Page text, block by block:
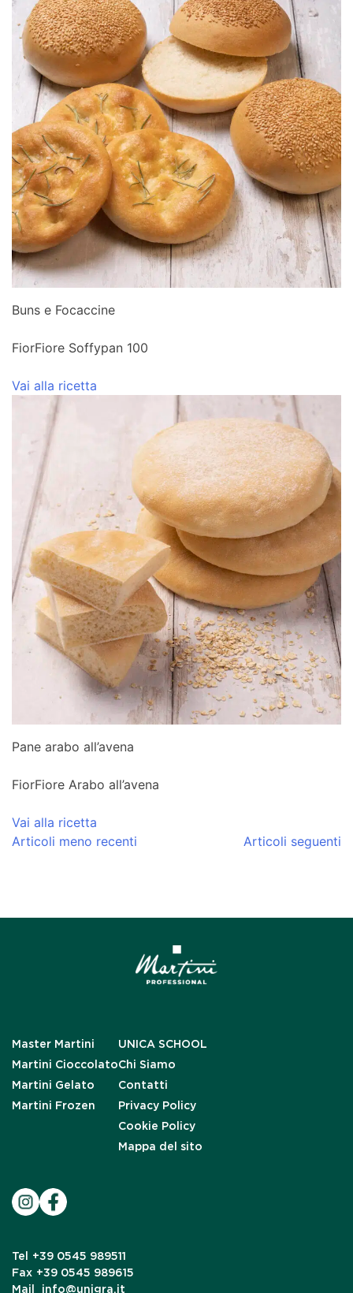
Buns e Focaccine
FiorFiore Soffypan 100
Vai alla ricetta
Pane arabo all’avena
FiorFiore Arabo all’avena
Vai alla ricetta
Navigazione
Articoli meno recenti Articoli seguenti
Master Martini
Martini Cioccolato
Martini Gelato
Martini Frozen
UNICA SCHOOL
Chi Siamo
Contatti
Privacy Policy
Cookie Policy
Mappa del sito
Tel
+39 0545 989511
Fax +39 0545 989615
Mail
info@unigra.it